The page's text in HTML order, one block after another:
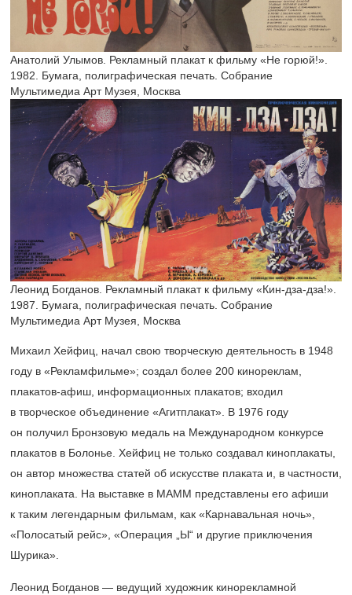
Анатолий Улымов. Рекламный плакат к фильму «Не горюй!».
1982. Бумага, полиграфическая печать. Собрание
Мультимедиа Арт Музея, Москва
Леонид Богданов. Рекламный плакат к фильму «Кин-дза-дза!».
1987. Бумага, полиграфическая печать. Собрание
Мультимедиа Арт Музея, Москва
Михаил Хейфиц, начал свою творческую деятельность в 1948
году в «Рекламфильме»; создал более 200 кинореклам,
плакатов-афиш, информационных плакатов; входил
в творческое объединение «Агитплакат». В 1976 году
он получил Бронзовую медаль на Международном конкурсе
плакатов в Болонье. Хейфиц не только создавал киноплакаты,
он автор множества статей об искусстве плаката и, в частности,
киноплаката. На выставке в МАММ представлены его афиши
к таким легендарным фильмам, как «Карнавальная ночь»,
«Полосатый рейс», «Операция „Ы“ и другие приключения
Шурика».
Леонид Богданов — ведущий художник кинорекламной